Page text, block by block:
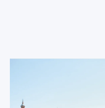
La Cathédrale